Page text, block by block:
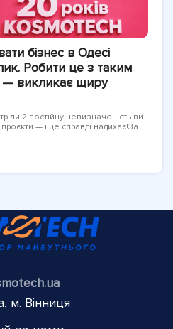
бізнес в Одесі
Робити це з таким
— викликає щиру
й постійну невизначеність ви
— і це справді надихає!За
м. Вінниця